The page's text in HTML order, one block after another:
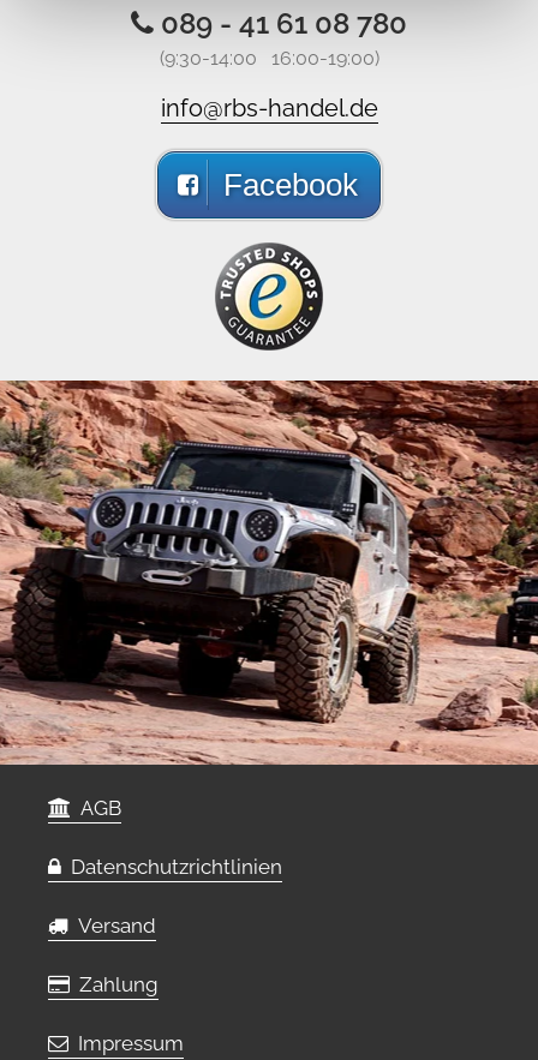
089 - 41 61 08 780
(9:30-14:00 16:00-19:00)
info@rbs-handel.de
Facebook
AGB
Datenschutzrichtlinien
Versand
Zahlung
Impressum